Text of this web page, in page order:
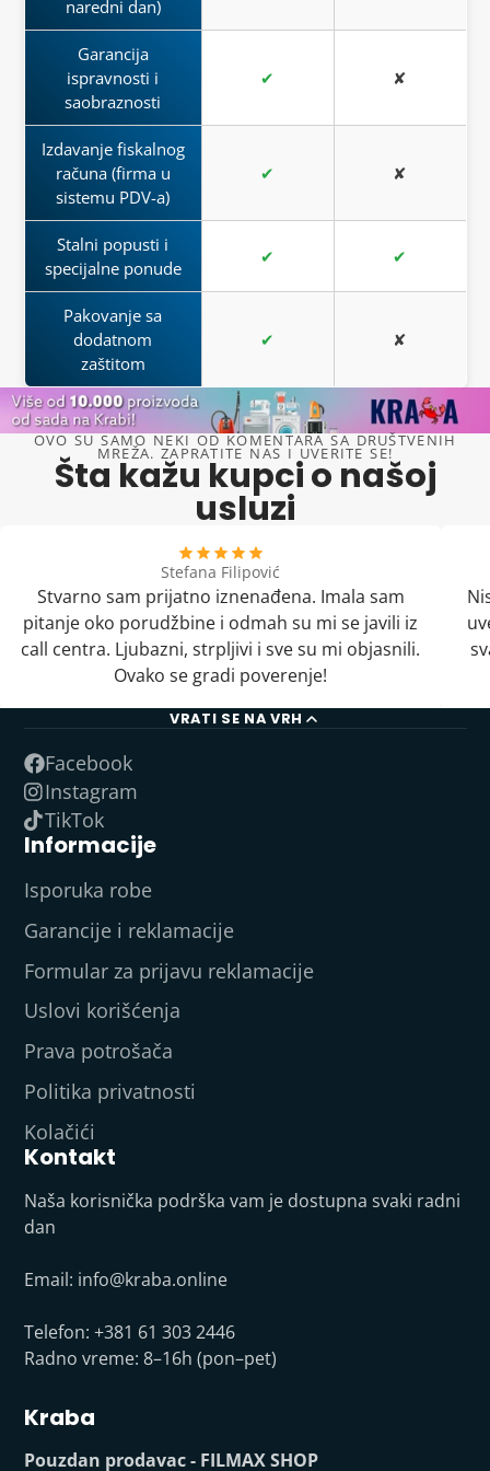
naredni dan)
Garancija
ispravnosti i
saobraznosti
✔ ✘
Izdavanje fiskalnog
računa (firma u
sistemu PDV-a)
✔ ✘
Stalni popusti i
specijalne ponude
✔ ✔
Pakovanje sa
dodatnom
zaštitom
✔ ✘
OVO SU SAMO NEKI OD KOMENTARA SA DRUŠTVENIH
MREŽA. ZAPRATITE NAS I UVERITE SE!
Šta kažu kupci o našoj
usluzi
Stefana Filipović
Stvarno sam prijatno iznenađena. Imala sam
pitanje oko porudžbine i odmah su mi se javili iz
call centra. Ljubazni, strpljivi i sve su mi objasnili.
Ovako se gradi poverenje!
VRATI SE NA VRH
Facebook
Instagram
TikTok
Informacije
Isporuka robe
Garancije i reklamacije
Formular za prijavu reklamacije
Uslovi korišćenja
Prava potrošača
Politika privatnosti
Kolačići
Kontakt
Naša korisnička podrška vam je dostupna svaki radni
dan
Email: info@kraba.online
Telefon: +381 61 303 2446
Radno vreme: 8–16h (pon–pet)
Kraba
Pouzdan prodavac - FILMAX SHOP